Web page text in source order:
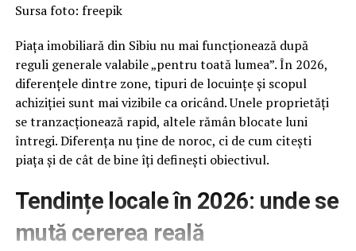
Sursa foto: freepik
Piața imobiliară din Sibiu nu mai funcționează după
reguli generale valabile „pentru toată lumea”. În 2026,
diferențele dintre zone, tipuri de locuințe și scopul
achiziției sunt mai vizibile ca oricând. Unele proprietăți
se tranzacționează rapid, altele rămân blocate luni
întregi. Diferența nu ține de noroc, ci de cum citești
piața și de cât de bine îți definești obiectivul.
Tendințe locale în 2026: unde se
mută cererea reală